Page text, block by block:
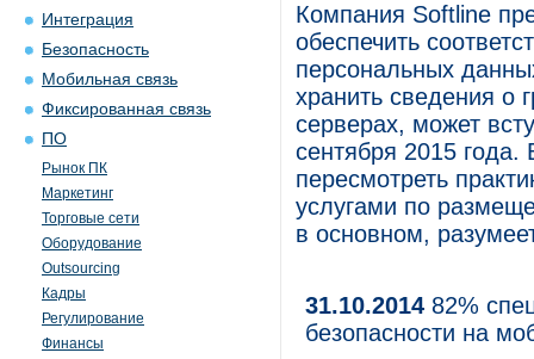
Интеграция
Безопасность
Мобильная связь
Фиксированная связь
ПО
Рынок ПК
Маркетинг
Торговые сети
Оборудование
Outsourcing
Кадры
Регулирование
Финансы
Компания Softline
обеспечить
персональных
хранить сведения о
серверах, может
сентября 2015 года.
пересмотреть
услугами по
в основном,
31.10.2014 82%
безопасности на